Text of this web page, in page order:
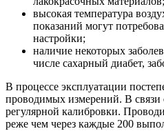
высокая температура
показаний могут
настройки;
наличие некоторых
числе сахарный диабет,
В процессе эксплуатации
проводимых измерений. В связи
регулярной калибровки.
реже чем через каждые 200